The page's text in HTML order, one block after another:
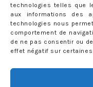
technologies telles que
aux informations des
technologies nous
comportement de
de ne pas consentir ou
effet négatif sur
Adresse